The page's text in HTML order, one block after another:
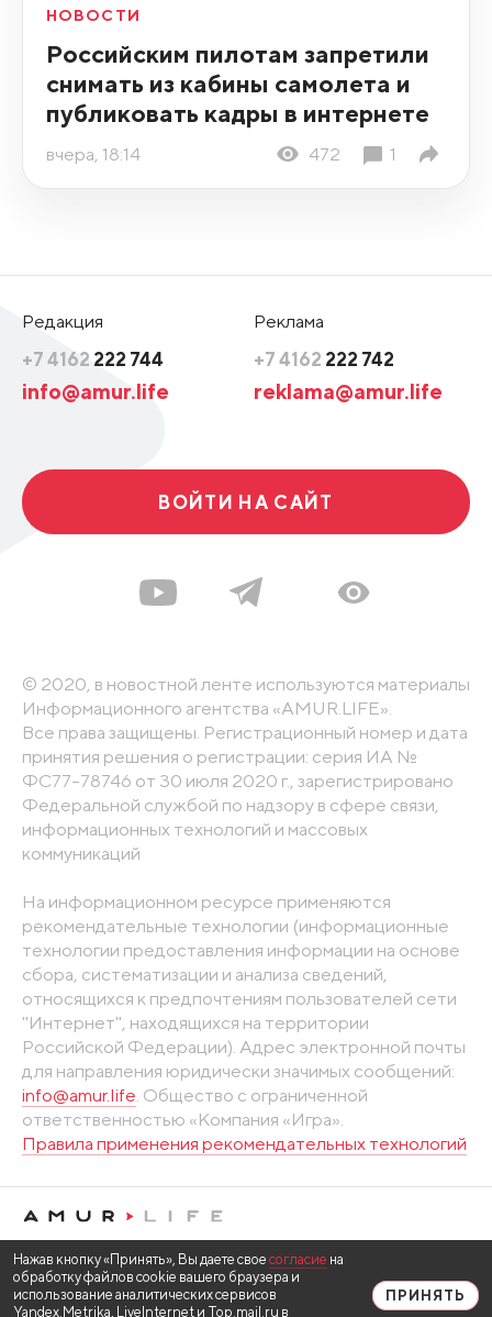
НОВОСТИ
Российским пилотам запретили
снимать из кабины самолета и
публиковать кадры в интернете
вчера, 18:14 472 1
Редакция
+7 4162 222 744
info@amur.life
Реклама
+7 4162 222 742
reklama@amur.life
ВОЙТИ НА САЙТ
© 2020, в новостной ленте используются материалы
Информационного агентства «AMUR.LIFE».
Все права защищены. Регистрационный номер и дата
принятия решения о регистрации: серия ИА №
ФС77-78746 от 30 июля 2020 г., зарегистрировано
Федеральной службой по надзору в сфере связи,
информационных технологий и массовых
коммуникаций
На информационном ресурсе применяются
рекомендательные технологии (информационные
технологии предоставления информации на основе
сбора, систематизации и анализа сведений,
относящихся к предпочтениям пользователей сети
"Интернет", находящихся на территории
Российской Федерации). Адрес электронной почты
для направления юридически значимых сообщений:
info@amur.life . Общество с ограниченной
ответственностью «Компания «Игра».
Правила применения рекомендательных технологий
Нажав кнопку «Принять», Вы даете свое согласие на
обработку файлов cookie вашего браузера и
использование аналитических сервисов
Yandex.Metrika, LiveInternet и Top.mail.ru в
ПРИНЯТЬ